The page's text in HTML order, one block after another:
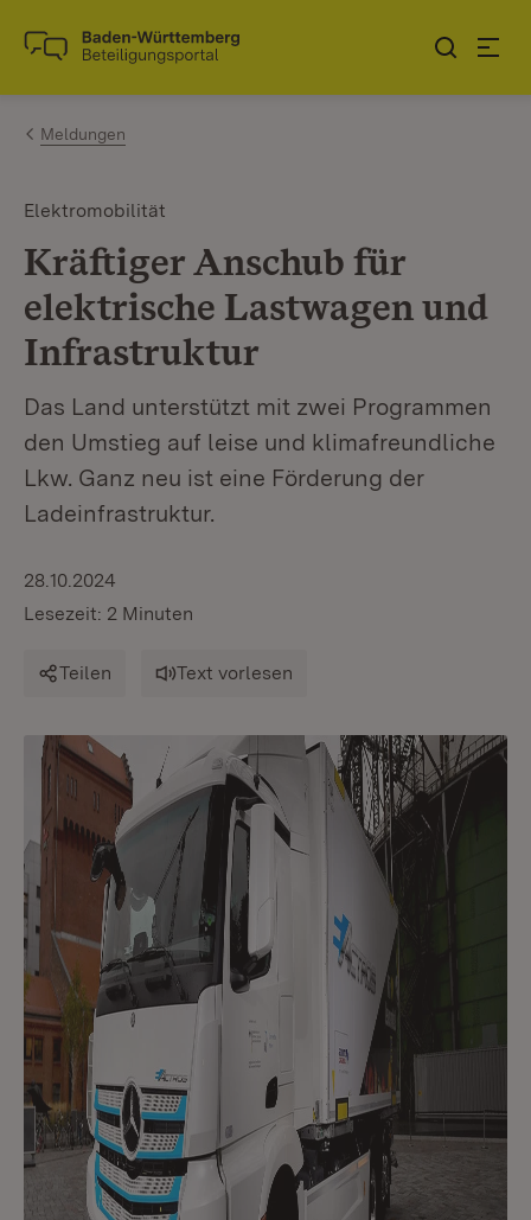
Zum Inhalt springen
Link zur Startseite
Meldungen
Elektromobilität
Kräftiger Anschub für
elektrische Lastwagen und
Infrastruktur
Das Land unterstützt mit zwei Programmen
den Umstieg auf leise und klimafreundliche
Lkw. Ganz neu ist eine Förderung der
Ladeinfrastruktur.
28.10.2024
Lesezeit: 2 Minuten
Teilen Text vorlesen